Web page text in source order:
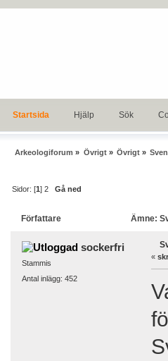
Startsida Hjälp Sök
Arkeologiforum » Övrigt» Övrigt»
Sidor: [1]2 Gå ned
Författare Ämne:
sockerfri
Stammis
Antal inlägg: 452
«